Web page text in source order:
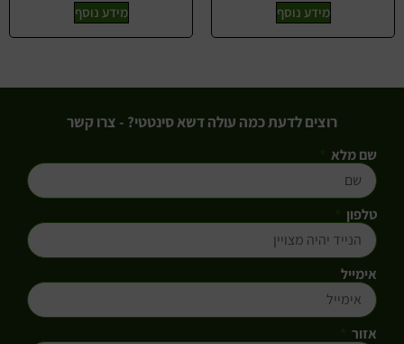
מידע נוסף מידע נוסף
רוצים לדעת כמה עולה דשא סינטטי? - צרו קשר
שם מלא
טלפון
אימייל
אזור